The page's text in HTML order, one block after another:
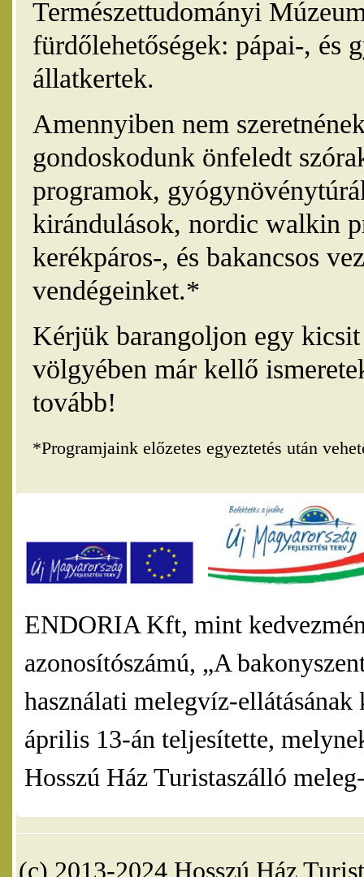
Természettudományi
fürdőlehetőségek: pápai-, és
állatkertek.
Amennyiben nem
gondoskodunk önfeledt
programok,
kirándulások, nordic walkin
kerékpáros-, és bakancsos
vendégeinket.*
Kérjük barangoljon egy
völgyében már kellő
tovább!
*Programjaink előzetes egyeztetés után
ENDORIA Kft, mint
azonosítószámú, „A
használati melegvíz-
április 13-án teljesítette,
Hosszú Ház Turistaszálló
(c) 2013-2024 Hosszú Ház